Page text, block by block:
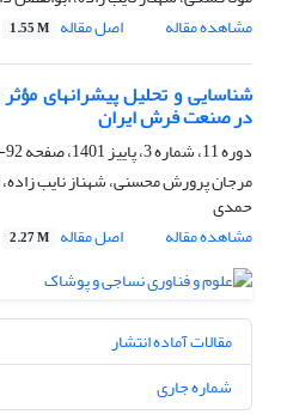
مشاهده مقاله
اصل مقاله 1.55 M
شناسایی و تحلیل پیشرانهای
در صنعت فرش ایران
دوره 11، شماره 3، پاییز 1401، صفحه
92-115
مرجان پرورش محسنی، شهناز نایب
حمدی
مشاهده مقاله
اصل مقاله 2.27 M
مقالات آماده انتشار
شماره جاری